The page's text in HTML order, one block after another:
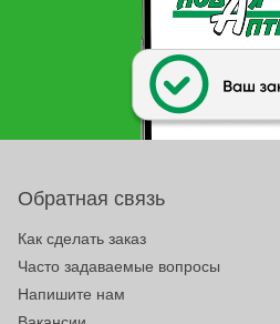
Обратная связь
Как сделать заказ
Часто задаваемые вопросы
Напишите нам